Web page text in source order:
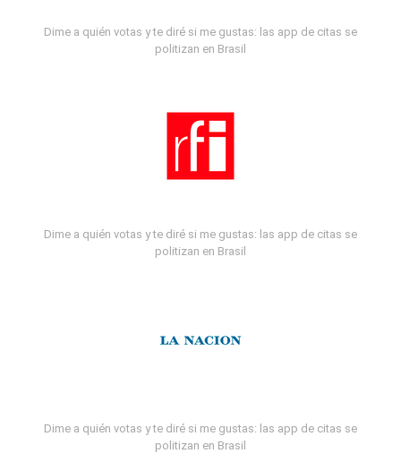
Dime a quién votas y te diré si me gustas: las app de citas se
politizan en Brasil
Dime a quién votas y te diré si me gustas: las app de citas se
politizan en Brasil
Dime a quién votas y te diré si me gustas: las app de citas se
politizan en Brasil